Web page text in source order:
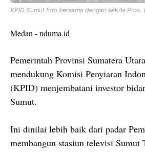
KPID Sumut foto bersama dengan sekda Prov.
Medan - nduma.id
Pemerintah Provinsi Sumatera
mendukung Komisi Penyiaran
(KPID) menjembatani investor
Sumut.
Ini dinilai lebih baik dari padar
membangun stasiun televisi Sumut